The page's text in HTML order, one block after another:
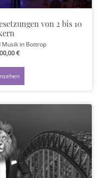
von 2 bis 10
Musik in Bottrop
€